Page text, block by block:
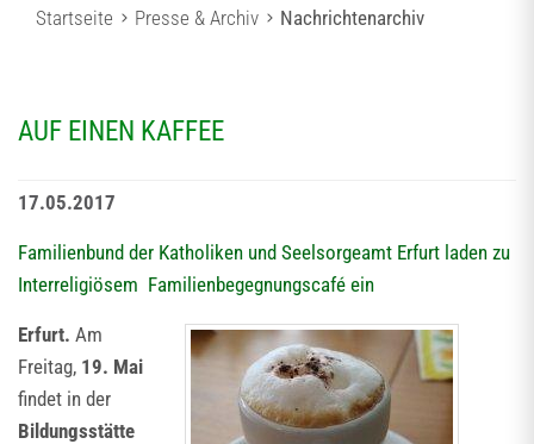
Startseite Presse & Archiv Nachrichtenarchiv
AUF EINEN KAFFEE
17.05.2017
Familienbund der Katholiken und Seelsorgeamt Erfurt laden zu
Interreligiösem Familienbegegnungscafé ein
Erfurt. Am
Freitag, 19. Mai
findet in der
Bildungsstätte